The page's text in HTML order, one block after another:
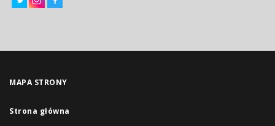
MAPA STRONY
Strona główna